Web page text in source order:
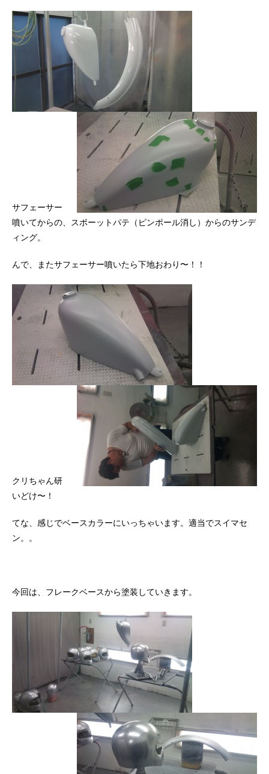
サフェーサー
噴いてからの、スポーットパテ（ピンポール消し）からのサンデ
ィング。
んで、またサフェーサー噴いたら下地おわり〜！！
クリちゃん研
いどけ〜！
てな、感じでベースカラーにいっちゃいます。適当でスイマセ
ン。。
今回は、フレークベースから塗装していきます。